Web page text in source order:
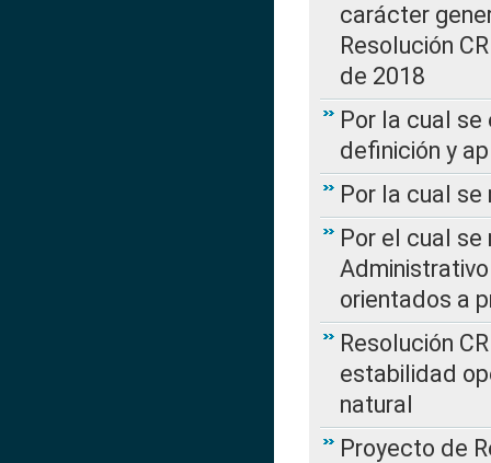
carácter
Resolución
de 2018
Por la cual
definición y
Por la cual
Por el cual
orientados a
Resolución
estabilidad
natural
Proyecto de